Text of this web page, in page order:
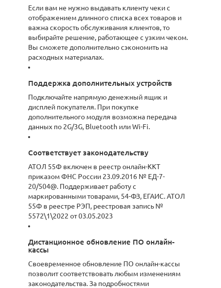
Если вам не нужно выдавать клиенту чеки с
отображением длинного списка всех товаров и
важна скорость обслуживания клиентов, то
выбирайте решение, работающее с узким чеком.
Вы сможете дополнительно сэкономить на
расходных материалах.
Поддержка дополнительных устройств
Подключайте напрямую денежный ящик и
дисплей покупателя. При покупке
дополнительного модуля возможна передача
данных по 2G/3G, Bluetooth или Wi-Fi.
Соответствует законодательству
АТОЛ 55Ф включен в реестр онлайн-ККТ
приказом ФНС России 23.09.2016 № ЕД-7-
20/504@. Поддерживает работу с
маркированными товарами, 54-ФЗ, ЕГАИС. АТОЛ
55Ф в реестре РЭП, реестровая запись №
5572\1\2022 от 03.05.2023
Дистанционное обновление ПО онлайн-
кассы
Своевременное обновление ПО онлайн-кассы
позволит соответствовать любым изменениям
законодательства. За подробностями